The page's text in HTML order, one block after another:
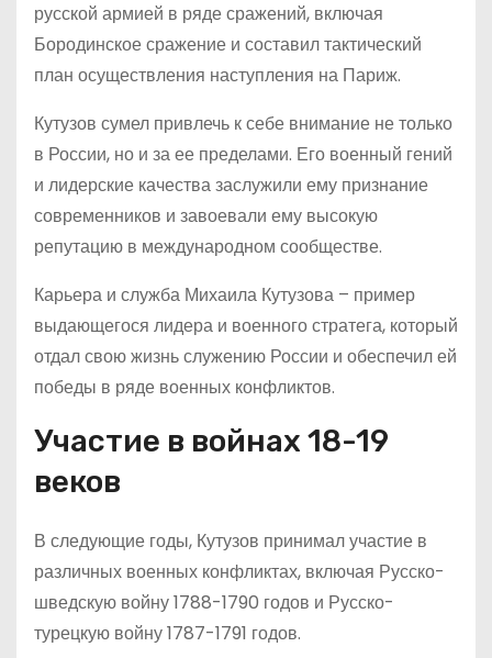
русской армией в ряде сражений, включая
Бородинское сражение и составил тактический
план осуществления наступления на Париж.
Кутузов сумел привлечь к себе внимание не только
в России, но и за ее пределами. Его военный гений
и лидерские качества заслужили ему признание
современников и завоевали ему высокую
репутацию в международном сообществе.
Карьера и служба Михаила Кутузова – пример
выдающегося лидера и военного стратега, который
отдал свою жизнь служению России и обеспечил ей
победы в ряде военных конфликтов.
Участие в войнах 18-19
веков
В следующие годы, Кутузов принимал участие в
различных военных конфликтах, включая Русско-
шведскую войну 1788-1790 годов и Русско-
турецкую войну 1787-1791 годов.